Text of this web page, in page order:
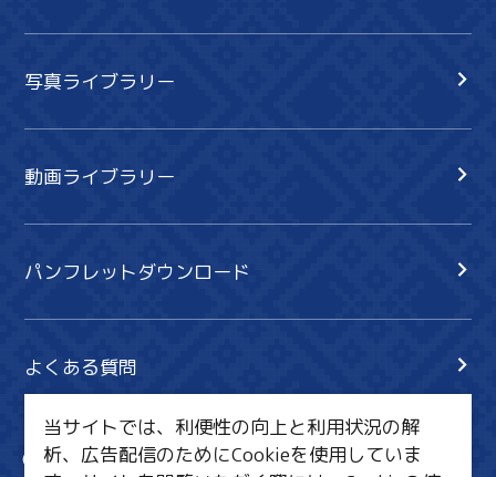
写真ライブラリー
動画ライブラリー
パンフレットダウンロード
よくある質問
サイト内検索 共有
当サイトでは、利便性の向上と利用状況の解
析、広告配信のためにCookieを使用していま